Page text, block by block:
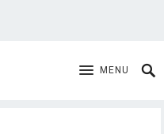
MENU